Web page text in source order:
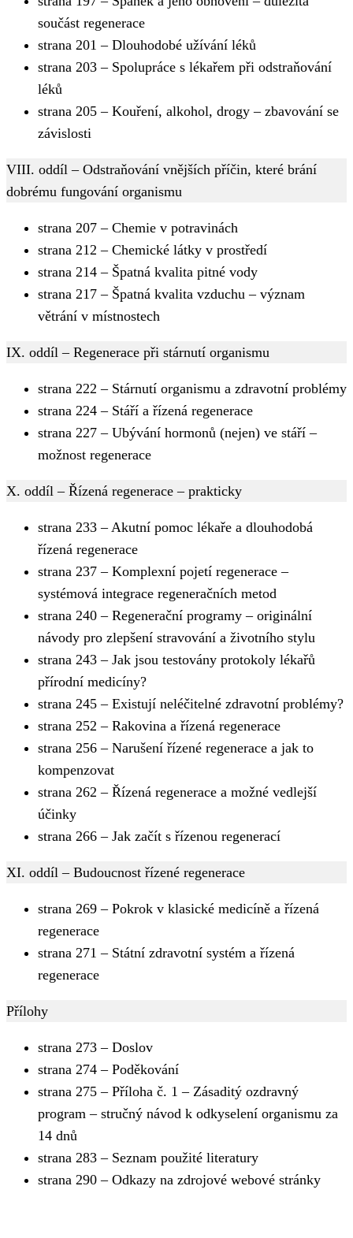
součást regenerace
strana 201 – Dlouhodobé užívání léků
strana 203 – Spolupráce s lékařem při odstraňování
léků
strana 205 – Kouření, alkohol, drogy – zbavování se
závislosti
VIII. oddíl – Odstraňování vnějších příčin, které brání
dobrému fungování organismu
strana 207 – Chemie v potravinách
strana 212 – Chemické látky v prostředí
strana 214 – Špatná kvalita pitné vody
strana 217 – Špatná kvalita vzduchu – význam
větrání v místnostech
IX. oddíl – Regenerace při stárnutí organismu
strana 222 – Stárnutí organismu a zdravotní problémy
strana 224 – Stáří a řízená regenerace
strana 227 – Ubývání hormonů (nejen) ve stáří –
možnost regenerace
X. oddíl – Řízená regenerace – prakticky
strana 233 – Akutní pomoc lékaře a dlouhodobá
řízená regenerace
strana 237 – Komplexní pojetí regenerace –
systémová integrace regeneračních metod
strana 240 – Regenerační programy – originální
návody pro zlepšení stravování a životního stylu
strana 243 – Jak jsou testovány protokoly lékařů
přírodní medicíny?
strana 245 – Existují neléčitelné zdravotní problémy?
strana 252 – Rakovina a řízená regenerace
strana 256 – Narušení řízené regenerace a jak to
kompenzovat
strana 262 – Řízená regenerace a možné vedlejší
účinky
strana 266 – Jak začít s řízenou regenerací
XI. oddíl – Budoucnost řízené regenerace
strana 269 – Pokrok v klasické medicíně a řízená
regenerace
strana 271 – Státní zdravotní systém a řízená
regenerace
Přílohy
strana 273 – Doslov
strana 274 – Poděkování
strana 275 – Příloha č. 1 – Zásaditý ozdravný
program – stručný návod k odkyselení organismu za
14 dnů
strana 283 – Seznam použité literatury
strana 290 – Odkazy na zdrojové webové stránky